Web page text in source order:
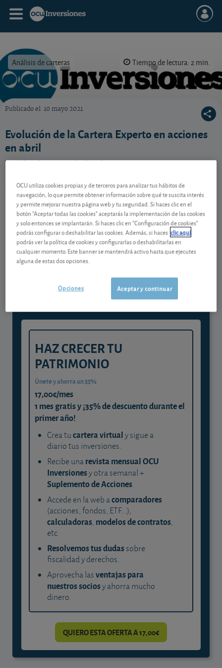
Análisis de carteras Tiempo de lectura: 2 min.
Publicado el 10 mayo 2021
Evolución de la Cartera Experto en acciones
en abril
Tras las fuertes subidas de marzo, nuestra cartera se
del +0,1%.
Contenido reservado a SOCIOS
Gestiona tu dinero con visión
experta
y consigue que cada euro trabaje
para ti
HAZ CRECER TU
PATRIMONIO
Únete y ahorra un 35%
17,00€/mes
1 mes gratis y ¡35% de descuento durante el
primer año!
Crea tucartera virtualy sigue a
diario tus inversiones.
Recibe unarevista mensual OCU
Inversionesy otra semanal +
Suplemento de Acciones.
Accede en la web acomparadores
(acciones, fondos, ETF...),
calculadoras, modelos de contratos,
etc.
Resolvemos tus dudassobre
fiscalidad y derechos.
Aprovecha lasventajas para
nuestros sociosy ahorra mucho
dinero.
QUIERO ESTA OFERTA A 17,00€
OCU utiliza cookies propias y de terceros para analizar tus hábitos de
navegación, lo que permite obtener información sobre qué te suscita interés
y permite mejorar nuestra página web y tu seguridad. Si haces clic en el
botón "Aceptar todas las cookies" aceptarás la implementación de las cookies
y solo entonces se implantarán. Si haces clic en "Configuración de cookies"
podrás configurar o deshabilitar las cookies. Además, si haces clic aquí
podrás ver la política de cookies y configurarlas o deshabilitarlas en
cualquier momento. Este banner se mantendrá activo hasta que ejecutes
alguna de estas dos opciones.
Aceptar y continuar
Opciones